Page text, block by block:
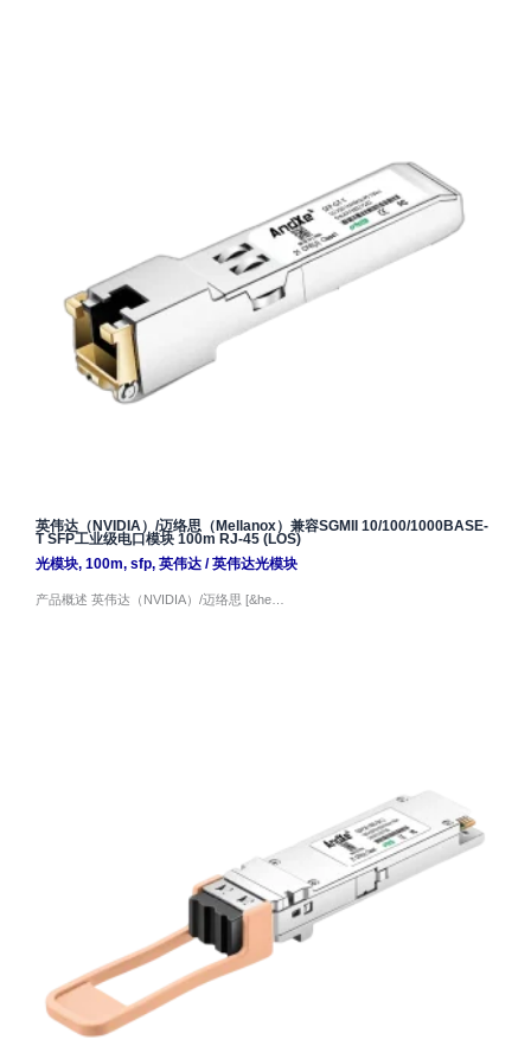
英伟达（NVIDIA）/迈络思（Mellanox）兼容SGMII 10/100/1000BASE-
T SFP工业级电口模块 100m RJ-45 (LOS)
光模块, 100m, sfp, 英伟达/英伟达光模块
产品概述 英伟达（NVIDIA）/迈络思 [&he…